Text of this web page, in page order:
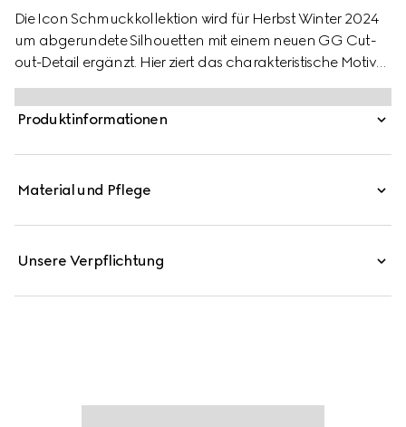
Die Icon Schmuckkollektion wird für Herbst Winter 2024
um abgerundete Silhouetten mit einem neuen GG Cut-
out-Detail ergänzt. Hier ziert das charakteristische Motiv
des Hauses ein Paar Ohrringe aus 18-karätigem
Gelbgold.
Produktinformationen
Material und Pflege
Unsere Verpflichtung